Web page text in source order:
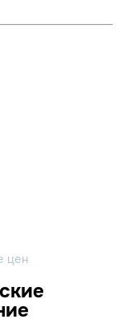
цен